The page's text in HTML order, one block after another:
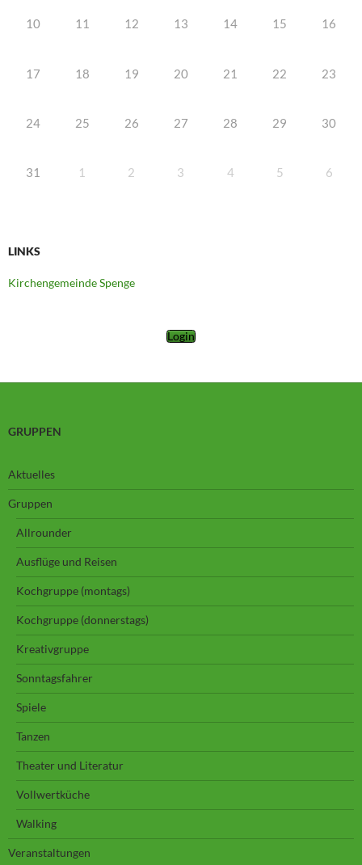
10 11 12 13 14 15 16
17 18 19 20 21 22 23
24 25 26 27 28 29 30
31 1 2 3 4 5 6
LINKS
Kirchengemeinde Spenge
Login
GRUPPEN
Aktuelles
Gruppen
Allrounder
Ausflüge und Reisen
Kochgruppe (montags)
Kochgruppe (donnerstags)
Kreativgruppe
Sonntagsfahrer
Spiele
Tanzen
Theater und Literatur
Vollwertküche
Walking
Veranstaltungen